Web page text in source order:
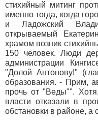
стихийный митинг
именно тогда, когда
и Ладожский
открываемый
храмом возник
150 человек. Люди
администрации
"Долой Антонову!"
образования. - Прим,
прочь от "Веды"".
власти отказали в
обстановки в районе, а